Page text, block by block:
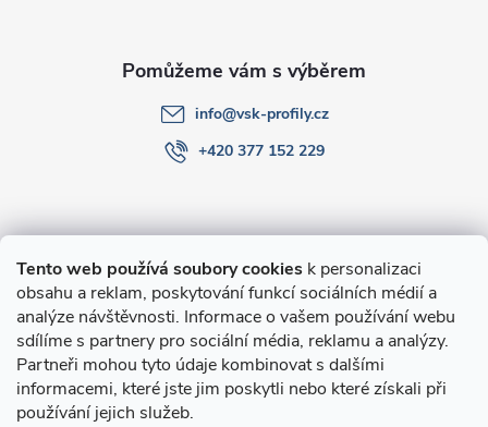
Tento web používá soubory cookies k personalizaci
obsahu a reklam, poskytování funkcí sociálních médií a
analýze návštěvnosti. Informace o vašem používání webu
sdílíme s partnery pro sociální média, reklamu a analýzy.
Partneři mohou tyto údaje kombinovat s dalšími
informacemi, které jste jim poskytli nebo které získali při
používání jejich služeb.
O nákupu
Novinky v programu Alusic
Archiv
info@vsk-profily.cz
+420 377 152 229